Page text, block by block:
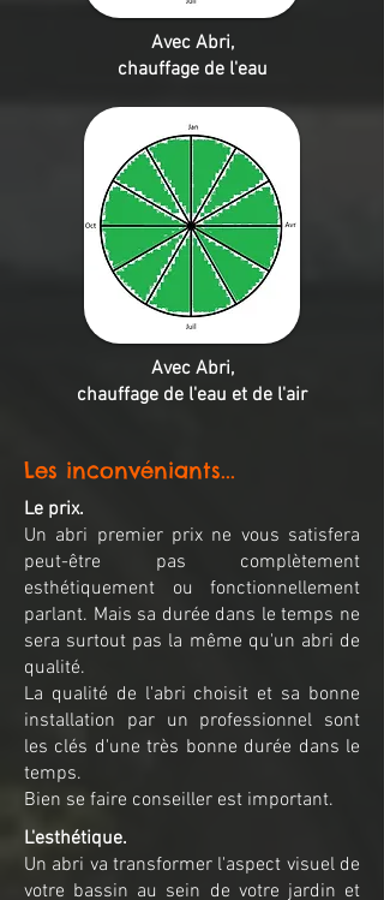
Avec Abri,
chauffage de l'eau
Avec Abri,
chauffage de l'eau et de l'air
Les inconvéniants...
Le prix.
Un abri premier prix ne vous satisfera
peut-être pas complètement
esthétiquement ou fonctionnellement
parlant. Mais sa durée dans le temps ne
sera surtout pas la même qu'un abri de
qualité.
La qualité de l'abri choisit et sa bonne
installation par un professionnel sont
les clés d'une très bonne durée dans le
temps.
Bien se faire conseiller est important.
L'esthétique.
Un abri va transformer l'aspect visuel de
votre bassin au sein de votre jardin et